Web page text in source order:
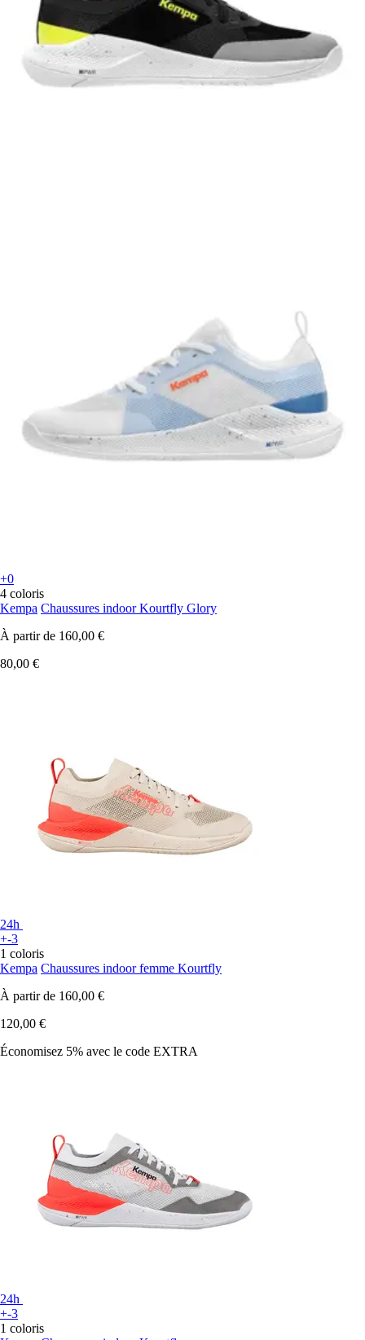
+0
4 coloris
Kempa Chaussures indoor Kourtfly Glory
À partir de 160,00 €
80,00 €
24h
+-3
1 coloris
Kempa Chaussures indoor femme Kourtfly
À partir de 160,00 €
120,00 €
Économisez 5% avec le code EXTRA
24h
+-3
1 coloris